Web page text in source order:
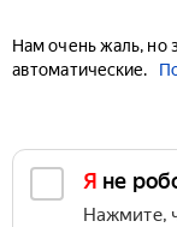
Нам очень жаль, но
автоматические.
Я не
Нажмите,